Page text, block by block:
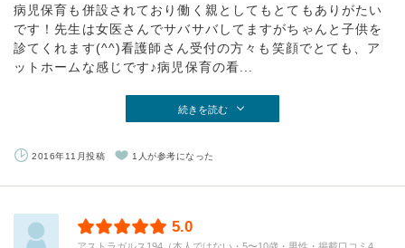
病児保育も併設されており働く親としてもとてもありがたい
です！先生は女医さんでサバサバしてますがちゃんと子供を
診てくれます(^^)看護師さん受付の方々も笑顔でとても、ア
ットホームな感じです♪病児保育の看...
続きを読む
2016年11月投稿 1人が参考になった
5.0